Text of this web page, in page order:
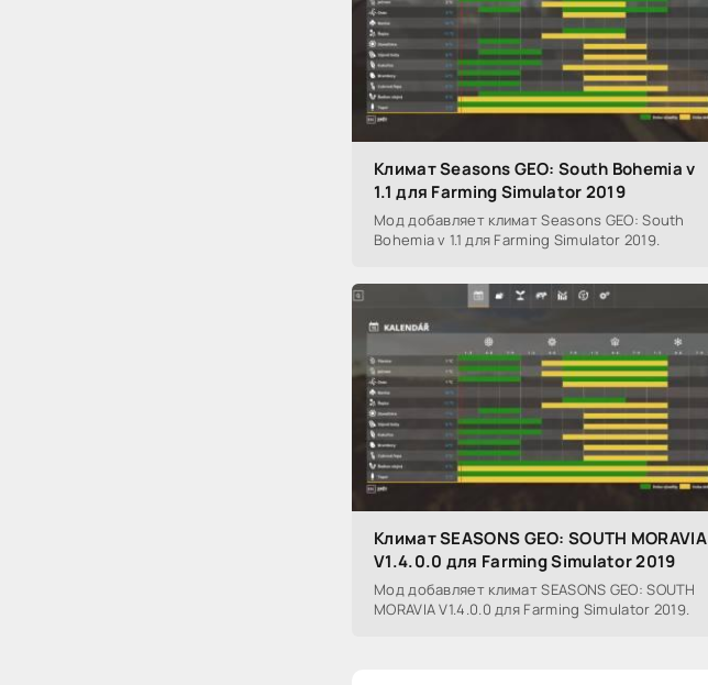
Климат Seasons GEO: South Bohemia v
1.1 для Farming Simulator 2019
Мод добавляет климат Seasons GEO: South
Bohemia v 1.1 для Farming Simulator 2019.
Климат SEASONS GEO: SOUTH MORAVIA
V1.4.0.0 для Farming Simulator 2019
Мод добавляет климат SEASONS GEO: SOUTH
MORAVIA V1.4.0.0 для Farming Simulator 2019.